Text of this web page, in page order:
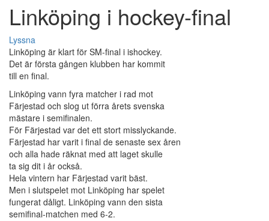
Linköping i hockey-final
Lyssna
Linköping är klart för SM-final i ishockey.
Det är första gången klubben har kommit
till en final.
Linköping vann fyra matcher i rad mot
Färjestad och slog ut förra årets svenska
mästare i semifinalen.
För Färjestad var det ett stort misslyckande.
Färjestad har varit i final de senaste sex åren
och alla hade räknat med att laget skulle
ta sig dit i år också.
Hela vintern har Färjestad varit bäst.
Men i slutspelet mot Linköping har spelet
fungerat dåligt. Linköping vann den sista
semifinal-matchen med 6-2.